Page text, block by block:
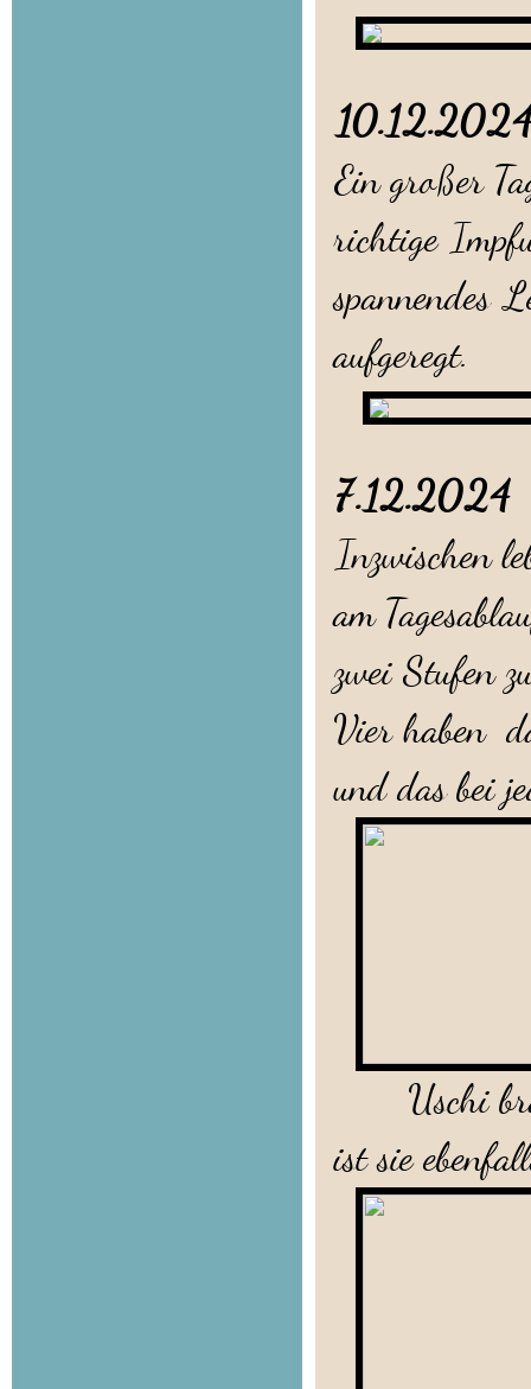
Ein großer
richtige
spannendes
aufgeregt.
Inzwischen
am
zwei Stufen
Vier haben
und das bei
Uschi
ist sie